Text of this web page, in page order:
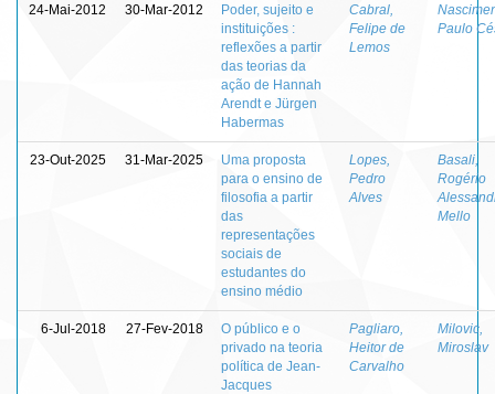
24-Mai-2012 30-Mar-2012
Poder, sujeito e
instituições :
reflexões a partir
das teorias da
ação de Hannah
Arendt e Jürgen
Habermas
Cabral,
Felipe de
Lemos
Paulo
23-Out-2025 31-Mar-2025
Uma proposta
para o ensino de
filosofia a partir
das
representações
sociais de
estudantes do
ensino médio
Lopes,
Pedro
Alves
Basali,
Rogério
Mello
6-Jul-2018 27-Fev-2018
O público e o
privado na teoria
política de Jean-
Jacques
Pagliaro,
Heitor de
Carvalho
Milovic,
Miroslav